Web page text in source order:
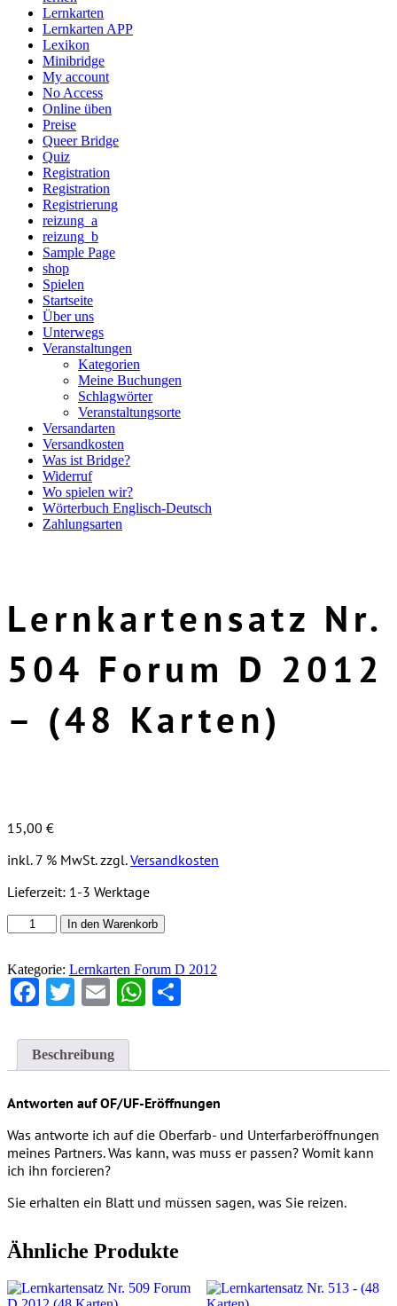
Lernkarten
Lernkarten APP
Lexikon
Minibridge
My account
No Access
Online üben
Preise
Queer Bridge
Quiz
Registration
Registration
Registrierung
reizung_a
reizung_b
Sample Page
shop
Spielen
Startseite
Über uns
Unterwegs
Veranstaltungen
Kategorien
Meine Buchungen
Schlagwörter
Veranstaltungsorte
Versandarten
Versandkosten
Was ist Bridge?
Widerruf
Wo spielen wir?
Wörterbuch Englisch-Deutsch
Zahlungsarten
Lernkartensatz Nr.
504 Forum D 2012
– (48 Karten)
15,00 €
inkl. 7 % MwSt. zzgl.Versandkosten
Lieferzeit: 1-3 Werktage
Lernkartensatz
Nr.
Forum
D
2012
Karten)
Menge
In den Warenkorb
Kategorie: Lernkarten Forum D 2012
Facebook
TwitterEmailWhatsApp
Beschreibung
Antworten auf OF/UF-Eröffnungen
Was antworte ich auf die Oberfarb- und Unterfarberöffnungen
meines Partners. Was kann, was muss er passen? Womit kann
ich ihn forcieren?
Sie erhalten ein Blatt und müssen sagen, was Sie reizen.
Ähnliche Produkte